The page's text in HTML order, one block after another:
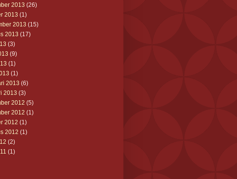
2013 (26)
2013 (1)
2013 (15)
2013 (17)
(3)
(9)
(1)
(1)
2013 (6)
2013 (3)
2012 (5)
2012 (1)
2012 (1)
2012 (1)
(2)
(1)